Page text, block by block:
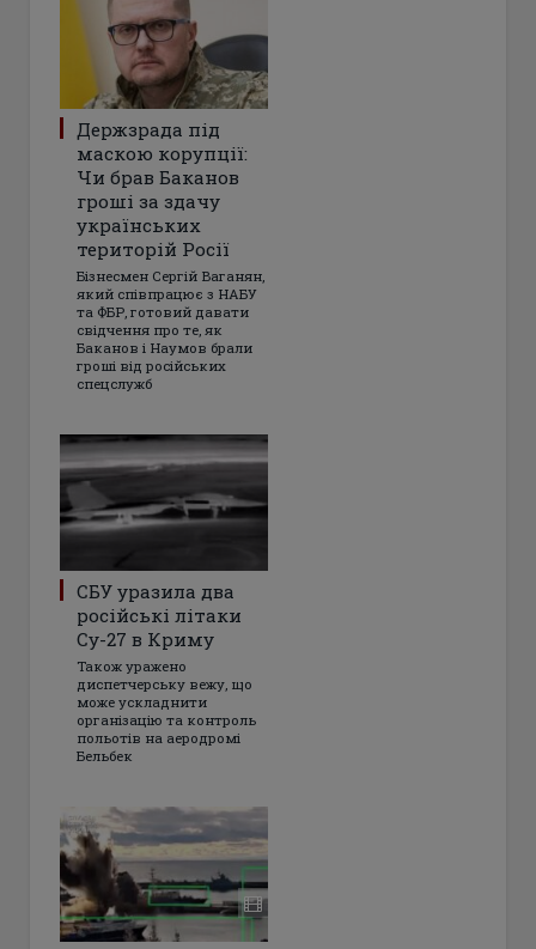
Держзрада під
маскою корупції:
Чи брав Баканов
гроші за здачу
українських
територій Росії
Бізнесмен Сергій Ваганян,
який співпрацює з НАБУ
та ФБР, готовий давати
свідчення про те, як
Баканов і Наумов брали
гроші від російських
спецслужб
СБУ уразила два
російські літаки
Су-27 в Криму
Також уражено
диспетчерську вежу, що
може ускладнити
організацію та контроль
польотів на аеродромі
Бельбек